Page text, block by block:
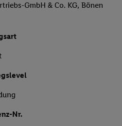
GmbH & Co. KG, Bönen
Nr.